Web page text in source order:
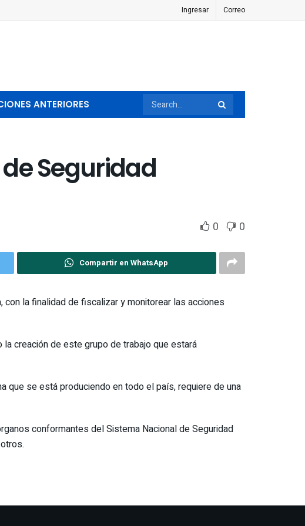
Ingresar Correo
ANTERIORES
Seguridad
0 0
Compartir en WhatsApp
con la finalidad de fiscalizar y monitorear las acciones
creación de este grupo de trabajo que estará
que se está produciendo en todo el país, requiere de una
conformantes del Sistema Nacional de Seguridad